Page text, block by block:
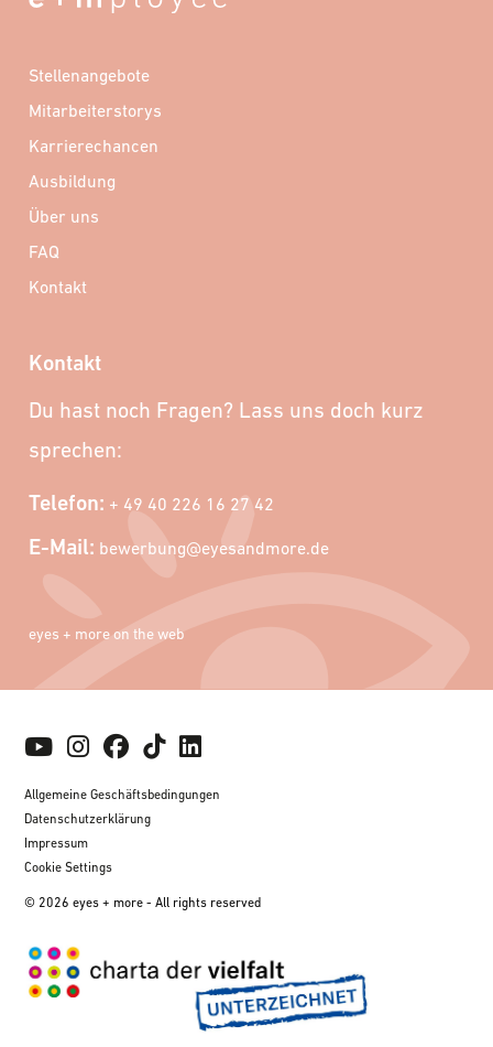
Stellenangebote
Mitarbeiterstorys
Karrierechancen
Ausbildung
Über uns
FAQ
Kontakt
Kontakt
Du hast noch Fragen? Lass uns doch kurz
sprechen:
Telefon: + 49 40 226 16 27 42
E-Mail: bewerbung@eyesandmore.de
eyes + more on the web
Allgemeine Geschäftsbedingungen
Datenschutzerklärung
Impressum
Cookie Settings
© 2026 eyes + more - All rights reserved